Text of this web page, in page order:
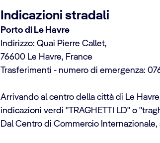
Indicazioni stradali
Porto di Le Havre
Indirizzo: Quai Pierre Callet,
76600 Le Havre, France
Trasferimenti - numero di emergenza:
Arrivando al centro della città di Le
indicazioni verdi "TRAGHETTI LD" o
Dal Centro di Commercio Internazionale,